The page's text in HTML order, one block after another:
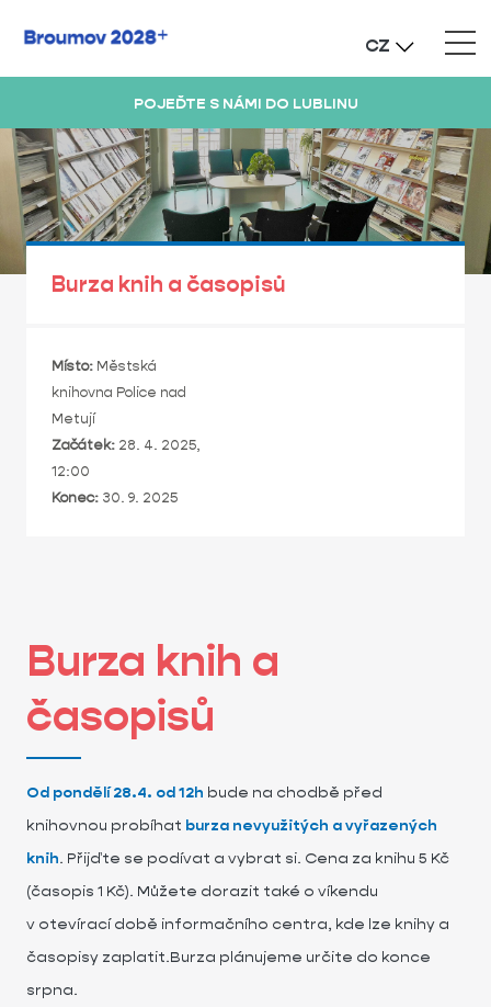
CZ
POJEĎTE S NÁMI DO LUBLINU
Burza knih a časopisů
Místo: Městská
knihovna Police nad
Metují
Začátek: 28. 4. 2025,
12:00
Konec: 30. 9. 2025
Burza knih a
časopisů
Od pondělí 28.4. od 12h bude na chodbě před
knihovnou probíhat burza nevyužitých a vyřazených
knih. Přijďte se podívat a vybrat si. Cena za knihu 5 Kč
(časopis 1 Kč). Můžete dorazit také o víkendu
v otevírací době informačního centra, kde lze knihy a
časopisy zaplatit.Burza plánujeme určite do konce
srpna.